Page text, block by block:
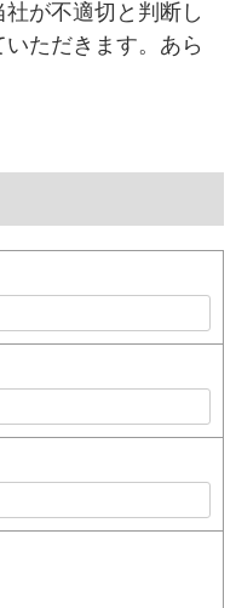
が不適切と判断し
ただきます。あら